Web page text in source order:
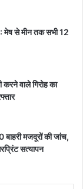
से मीन तक सभी 12
वाले गिरोह का
मजदूरों की जांच,
सत्यापन